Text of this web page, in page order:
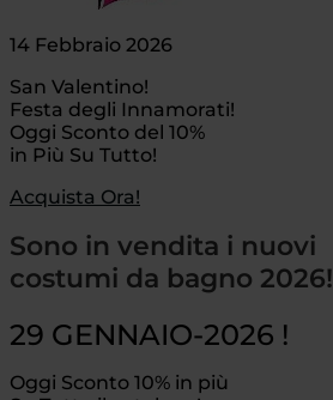
14 Febbraio 2026
San Valentino!
Festa degli Innamorati!
Oggi Sconto del 10%
in Più Su Tutto!
Acquista Ora!
Sono in vendita i nuovi
costumi da bagno 2026!
29 GENNAIO-2026 !
Oggi Sconto 10% in più